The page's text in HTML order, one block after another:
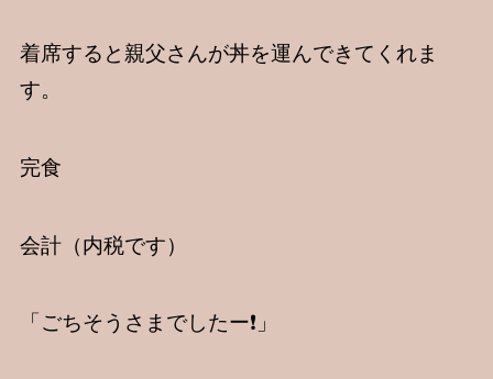
着席すると親父さんが丼を運んできてくれま
す。
完食
会計（内税です）
「ごちそうさまでしたー❗️」